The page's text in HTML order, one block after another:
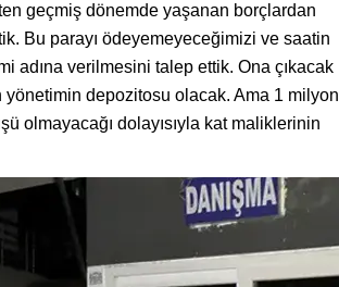
geçmiş dönemde yaşanan borçlardan
Bu parayı ödeyemeyeceğimizi ve saatin
adına verilmesini talep ettik. Ona çıkacak
depozitosu olacak. Ama 1 milyon
olmayacağı dolayısıyla kat maliklerinin